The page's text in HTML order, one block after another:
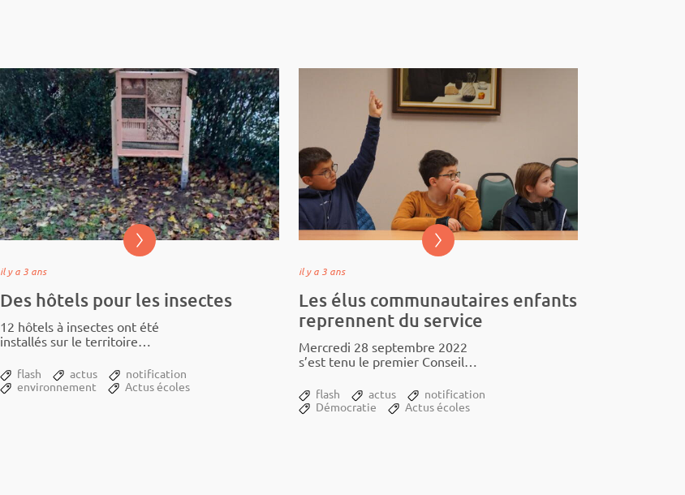
Des hôtels pour les insectes
il y a 3 ans
12 hôtels à insectes ont été
instal­­­­lés sur le terri­toire
flash actus
notification
environnement
Actus écoles
Les élus communautaires enfants
reprennent du service
il y a 3 ans
Mercredi 28 septembre 2022
s’est tenu le premier Conseil
Ardennes Thié­­rache de l’an­née à
Maubert-Fontaine.
flash actus
notification
Démocratie
Actus écoles